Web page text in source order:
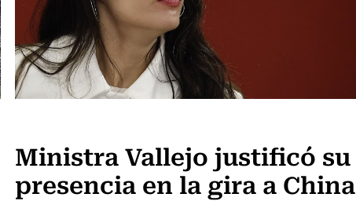
Ministra Vallejo justificó su
presencia en la gira a China